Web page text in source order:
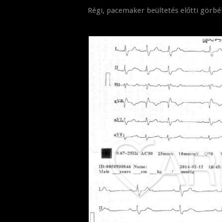
Régi, pacemaker beültetés előtti